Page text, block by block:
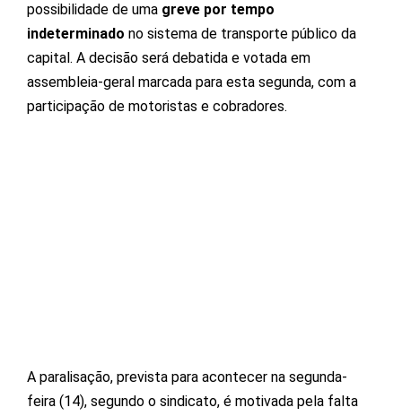
possibilidade de uma greve por tempo
indeterminado no sistema de transporte público da
capital. A decisão será debatida e votada em
assembleia-geral marcada para esta segunda, com a
participação de motoristas e cobradores.
A paralisação, prevista para acontecer na segunda-
feira (14), segundo o sindicato, é motivada pela falta